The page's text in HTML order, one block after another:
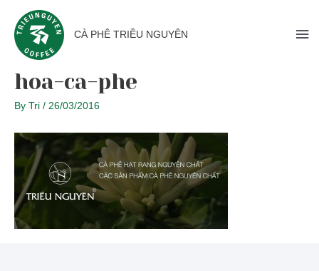
CÀ PHÊ TRIỀU NGUYÊN
hoa-ca-phe
By Tri / 26/03/2016